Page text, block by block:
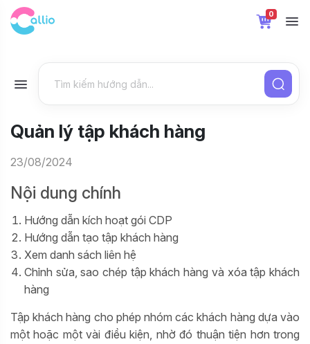
0
Quản lý tập khách hàng
23/08/2024
Nội dung chính
Hướng dẫn kích hoạt gói CDP
Hướng dẫn tạo tập khách hàng
Xem danh sách liên hệ
Chỉnh sửa, sao chép tập khách hàng và xóa tập khách
hàng
Tập khách hàng cho phép nhóm các khách hàng dựa vào
một hoặc một vài điều kiện, nhờ đó thuận tiện hơn trong